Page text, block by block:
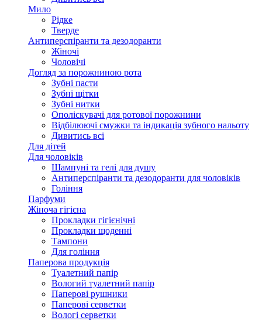
Мило
Рідке
Тверде
Антиперспіранти та дезодоранти
Жіночі
Чоловічі
Догляд за порожниною рота
Зубні пасти
Зубні щітки
Зубні нитки
Ополіскувачі для ротової порожнини
Відбілюючі смужки та індикація зубного нальоту
Дивитись всі
Для дітей
Для чоловіків
Шампуні та гелі для душу
Антиперспіранти та дезодоранти для чоловіків
Гоління
Парфуми
Жіноча гігієна
Прокладки гігієнічні
Прокладки щоденні
Тампони
Для гоління
Паперова продукція
Туалетний папір
Вологий туалетний папір
Паперові рушники
Паперові серветки
Вологі серветки